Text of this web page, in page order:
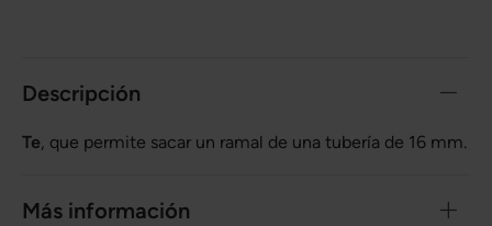
Descripción
Te, que permite sacar un ramal de una tubería de 16 mm.
Más información